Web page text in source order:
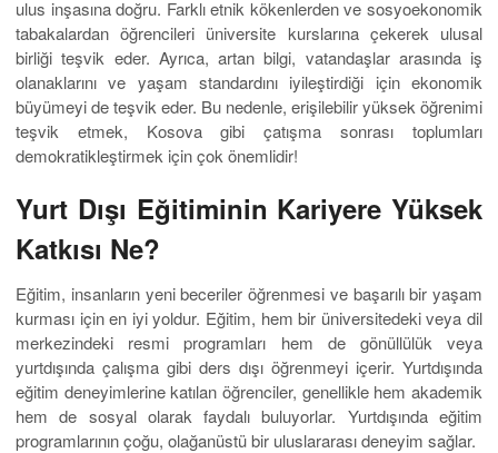
ulus inşasına doğru. Farklı etnik kökenlerden ve sosyoekonomik
tabakalardan öğrencileri üniversite kurslarına çekerek ulusal
birliği teşvik eder. Ayrıca, artan bilgi, vatandaşlar arasında iş
olanaklarını ve yaşam standardını iyileştirdiği için ekonomik
büyümeyi de teşvik eder. Bu nedenle, erişilebilir yüksek öğrenimi
teşvik etmek, Kosova gibi çatışma sonrası toplumları
demokratikleştirmek için çok önemlidir!
Yurt Dışı Eğitiminin Kariyere Yüksek
Katkısı Ne?
Eğitim, insanların yeni beceriler öğrenmesi ve başarılı bir yaşam
kurması için en iyi yoldur. Eğitim, hem bir üniversitedeki veya dil
merkezindeki resmi programları hem de gönüllülük veya
yurtdışında çalışma gibi ders dışı öğrenmeyi içerir. Yurtdışında
eğitim deneyimlerine katılan öğrenciler, genellikle hem akademik
hem de sosyal olarak faydalı buluyorlar. Yurtdışında eğitim
programlarının çoğu, olağanüstü bir uluslararası deneyim sağlar.